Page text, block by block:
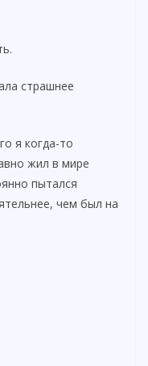
страшнее
я когда-то
жил в мире
пытался
чем был на